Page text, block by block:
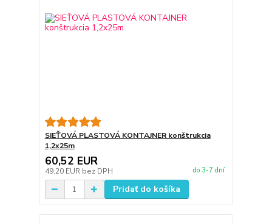
SIEŤOVÁ PLASTOVÁ KONTAJNER konštrukcia
1,2x25m
60,52 EUR
49,20 EUR bez DPH do 3-7 dní
Pridať do košíka